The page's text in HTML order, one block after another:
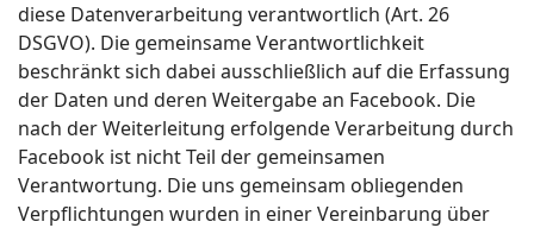
diese Datenverarbeitung verantwortlich (Art. 26
DSGVO). Die gemeinsame Verantwortlichkeit
beschränkt sich dabei ausschließlich auf die Erfassung
der Daten und deren Weitergabe an Facebook. Die
nach der Weiterleitung erfolgende Verarbeitung durch
Facebook ist nicht Teil der gemeinsamen
Verantwortung. Die uns gemeinsam obliegenden
Verpflichtungen wurden in einer Vereinbarung über